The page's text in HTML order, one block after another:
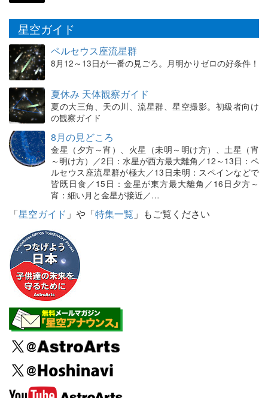
星空ガイド
ペルセウス座流星群
8月12～13日が一番の見ごろ。月明かりゼロの好条件！
夏休み 天体観察ガイド
夏の大三角、天の川、流星群、星空撮影。初級者向け
の観察ガイド
8月の見どころ
金星（夕方～宵）、火星（未明～明け方）、土星（宵
～明け方）／2日：水星が西方最大離角／12～13日：ペ
ルセウス座流星群が極大／13日未明：スペインなどで
皆既日食／15日：金星が東方最大離角／16日夕方～
宵：細い月と金星が接近／…
「星空ガイド 」や「特集一覧 」もご覧ください